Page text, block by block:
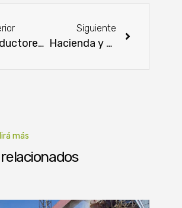
Productores de San Pedro realizan feria en el Mercado Abasto Norte de Limpio
Siguiente
Hacienda y CAF organizan el Primer Congreso Paraguayo de Política Económica
más